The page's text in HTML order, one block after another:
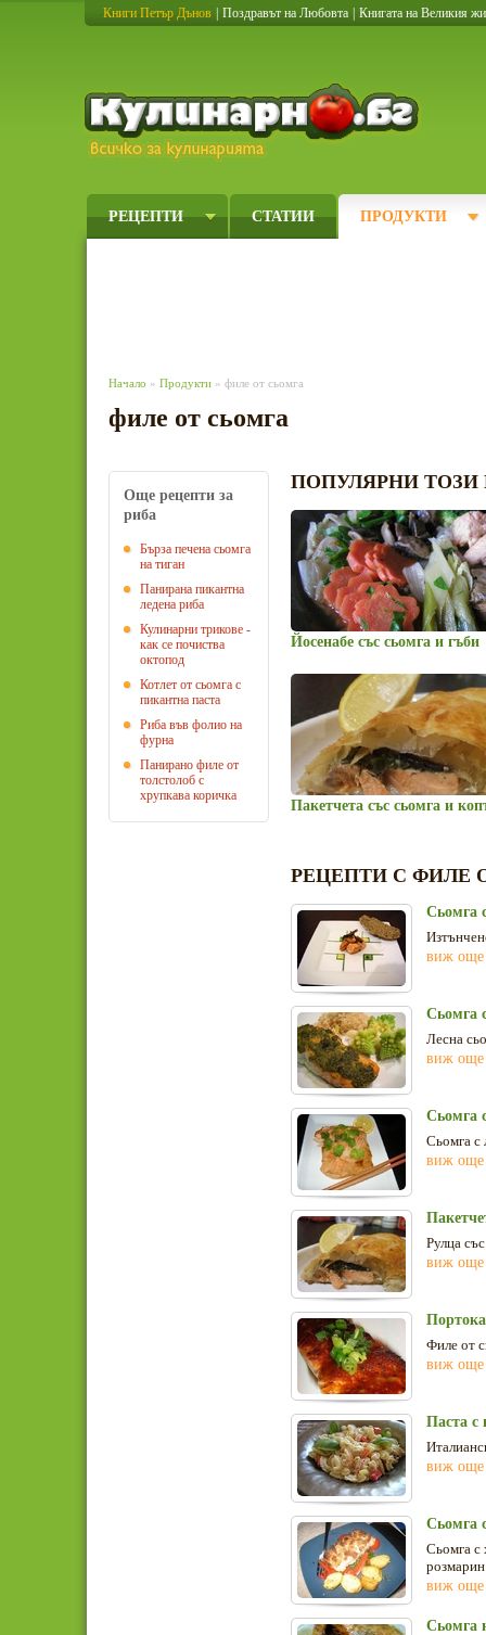
Книги Петър Дънов Поздравът на Любовта Книгата на Великия
РЕЦЕПТИ СТАТИИ ПРОДУКТИ
Начало » Продукти » филе от сьомга
филе от сьомга
Още рецепти за
риба
Бърза печена сьомга
на тиган
Панирана пикантна
ледена риба
Кулинарни трикове -
как се почиства
октопод
Котлет от сьомга с
пикантна паста
Риба във фолио на
фурна
Панирано филе от
толстолоб с
хрупкава коричка
ПОПУЛЯРНИ ТОЗИ
Йосенабе със сьомга и гъби
Пакетчета със сьомга и
РЕЦЕПТИ С ФИЛЕ
Сьомга
виж още
Сьомга
Лесна
виж още
Сьомга
Сьомга с
виж още
Рулца
виж още
Филе от
виж още
Паста с
виж още
Сьомга
Сьомга с
розмарин
виж още
Сьомга